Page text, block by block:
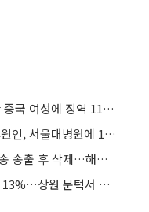
英 법원, 비트코인으로 ‘9조 세탁’한 중국 여성에 징역 11년 8개월 선고
비트코인으로 후원한다…김거석 후원인, 서울대병원에 1비트코인 전달
‘86만’ 구독 한혜진 유튜브, 코인 방송 송출 후 삭제…해킹 피해 추정
美 클래리티 법안 연내 통과 가능성 13%…상원 문턱서 제동